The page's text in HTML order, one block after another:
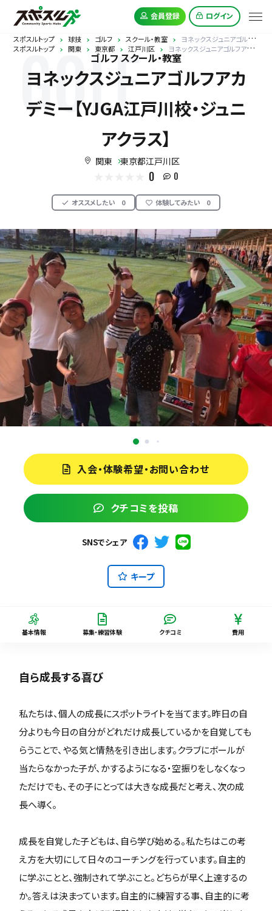
会員登録 ログイン
スポスルトップ 球技 ゴルフ スクール・教室
ヨネックスジュニアゴルフアカデミー【YJGA江戸川校・ジュニアクラス】
スポスルトップ
関東 東京都 江戸川区 ヨネックスジュニアゴルフアカデミー【YJGA江戸川校・ジュニアクラス】
GOLF
ゴルフ スクール・教室
ヨネックスジュニアゴルフアカ
デミー【YJGA江戸川校・ジュニ
アクラス】
関東 東京都江戸川区
0 0
オススメしたい 0 体験してみたい 0
入会・体験希望・お問い合わせ
クチコミを投稿
SNSでシェア
キープ
基本情報 募集・練習体験 クチコミ 費用
自ら成長する喜び
私たちは、個人の成長にスポットライトを当てます。昨日の自
分よりも今日の自分がどれだけ成長しているかを自覚しても
らうことで、やる気と情熱を引き出します。クラブにボールが
当たらなかった子が、かするようになる・空振りをしなくなっ
ただけでも、その子にとっては大きな成長だと考え、次の成
長へ導く。
成長を自覚した子どもは、自ら学び始める。私たちはこの考
え方を大切にして日々のコーチングを行っています。自主的
に学ぶことと、強制されて学ぶこと。どちらが早く上達するの
か。答えは決まっています。自主的に練習する事、自主的に考